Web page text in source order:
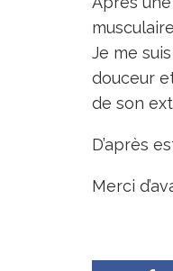
Je me
douceur
de son
D’après
Merci